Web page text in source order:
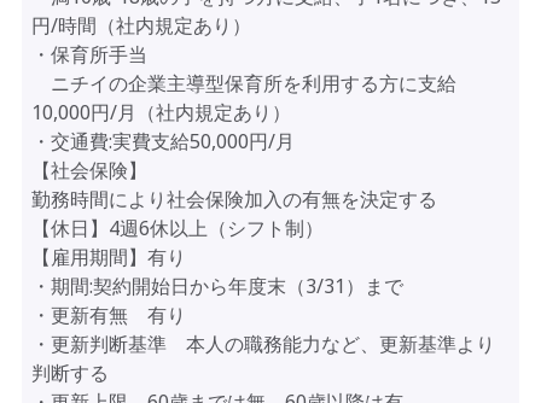
円/時間（社内規定あり）
・保育所手当
ニチイの企業主導型保育所を利用する方に支給
10,000円/月（社内規定あり）
・交通費:実費支給50,000円/月
【社会保険】
勤務時間により社会保険加入の有無を決定する
【休日】4週6休以上（シフト制）
【雇用期間】有り
・期間:契約開始日から年度末（3/31）まで
・更新有無 有り
・更新判断基準 本人の職務能力など、更新基準より
判断する